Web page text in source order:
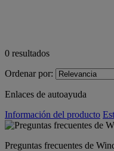
0 resultados
Ordenar por:
Enlaces de autoayuda
Información del producto
Preguntas frecuentes de